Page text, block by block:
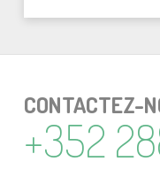
CONTAC­TEZ-
+352